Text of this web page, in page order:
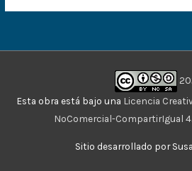
Esta obra está bajo una Licencia
NoComercial-CompartirIgual
Sitio desarrollado por